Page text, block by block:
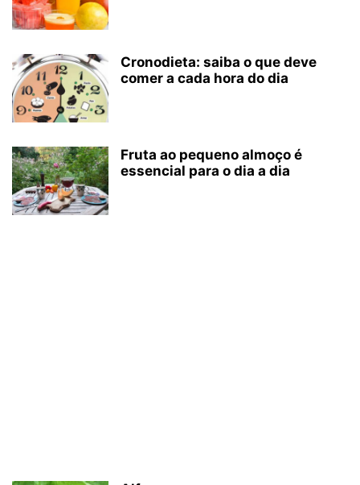
Cronodieta: saiba o que deve
comer a cada hora do dia
Fruta ao pequeno almoço é
essencial para o dia a dia